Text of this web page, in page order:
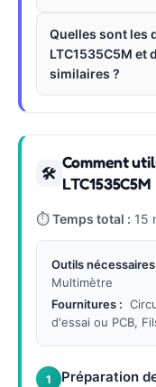
Quelles sont les
LTC1535C5M et
similaires ?
🛠
Comment
LTC1535C5M
⏱Temps total : 15
Outils nécessaires
Multimètre
Fournitures :
d'essai ou PCB,
1 Préparation